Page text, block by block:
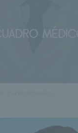
CUADRO MÉDICO